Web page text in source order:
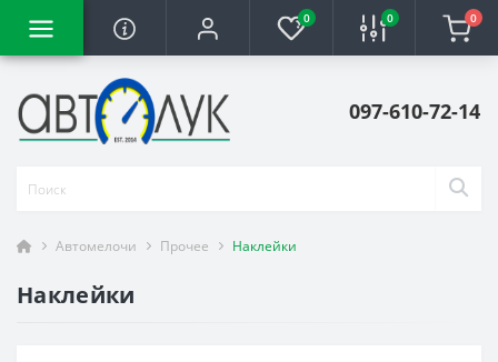
0 0 0
097-610-72-14
Автомелочи Прочее Наклейки
Наклейки